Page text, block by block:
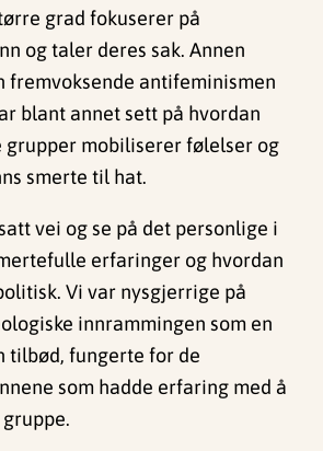
grad fokuserer på
og taler deres sak. Annen
fremvoksende antifeminismen
blant annet sett på hvordan
mobiliserer følelser og
smerte til hat.
vei og se på det personlige i
erfaringer og hvordan
Vi var nysgjerrige på
innrammingen som en
tilbød, fungerte for de
som hadde erfaring med å